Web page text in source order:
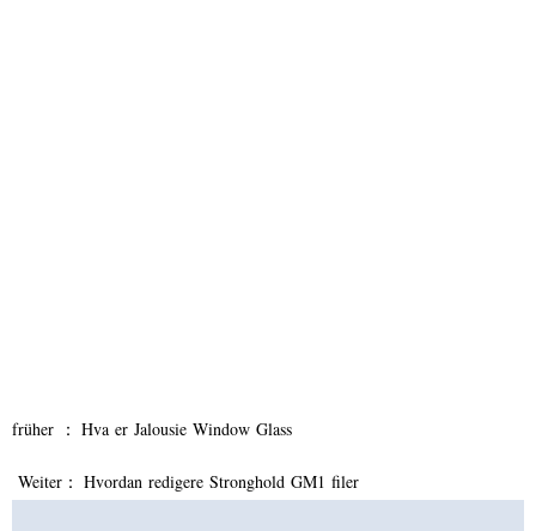
früher ： Hva er Jalousie Window Glass
Weiter： Hvordan redigere Stronghold GM1 filer